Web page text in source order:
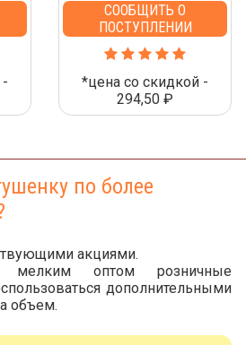
СООБЩИТЬ О
ПОСТУПЛЕНИИ
*цена со скидкой -
294,50 ₽
по более
акциями.
мелким оптом розничные
дополнительными
объем.